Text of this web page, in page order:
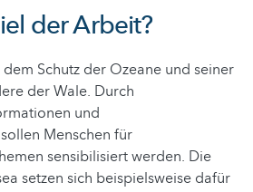
der Arbeit?
Schutz der Ozeane und seiner
der Wale. Durch
und
Menschen für
sensibilisiert werden. Die
setzen sich beispielsweise dafür